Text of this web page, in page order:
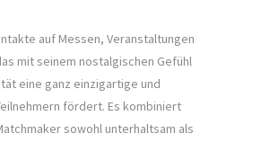
auf Messen, Veranstaltungen
mit seinem nostalgischen Gefühl
eine ganz einzigartige und
fördert. Es kombiniert
sowohl unterhaltsam als